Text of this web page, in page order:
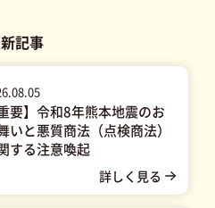
記事
重要】令和8年熊本地震のお
いと悪質商法（点検商法）
する注意喚起